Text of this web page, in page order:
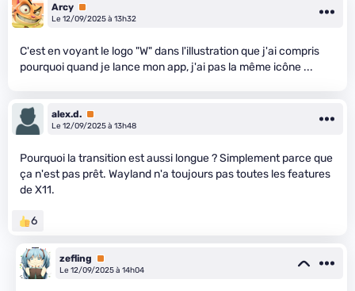
Arcy Premium
Le 12/09/2025 à 13h32
C'est en voyant le logo "W" dans l'illustration que j'ai compris
pourquoi quand je lance mon app, j'ai pas la même icône ...
alex.d. Premium
Le 12/09/2025 à 13h48
Pourquoi la transition est aussi longue ? Simplement parce que
ça n'est pas prêt. Wayland n'a toujours pas toutes les features
de X11.
6
zefling
Premium
Le 12/09/2025 à 14h04